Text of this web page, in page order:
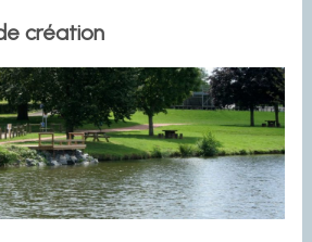
création